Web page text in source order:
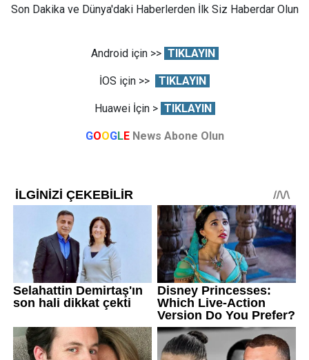
Son Dakika ve Dünya'daki Haberlerden İlk Siz Haberdar Olun
Android için >> TIKLAYIN
İOS için >> TIKLAYIN
Huawei İçin > TIKLAYIN
GOOGLE News Abone Olun